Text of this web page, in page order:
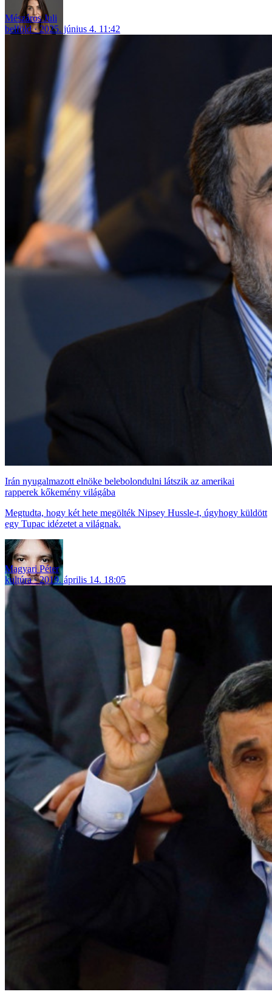
Mészáros Juli
belföld
2025. június 4. 11:42
Irán nyugalmazott elnöke belebolondulni látszik az amerikai
rapperek kőkemény világába
Megtudta, hogy két hete megölték Nipsey Hussle-t, úgyhogy küldött
egy Tupac idézetet a világnak.
Magyari Péter
kultúra
2019. április 14. 18:05